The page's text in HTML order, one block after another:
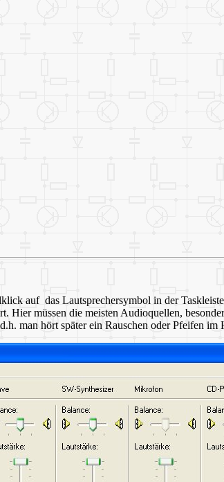
auf das Lautsprechersymbol in der
Hier müssen die meisten Audioquellen,
man hört später ein Rauschen oder Pfeifen im